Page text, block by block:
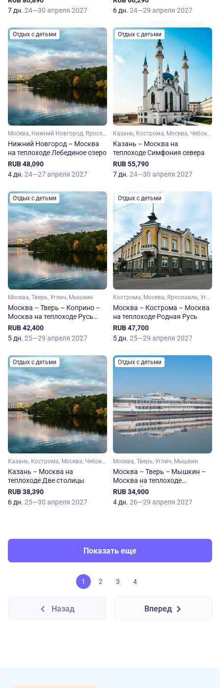
7 дн. 24—30 апреля 2027
6 дн. 24—29 апреля 2027
Отдых с детьми
Москва, Нижний Новгород, Ярославль, Углич, Городец
Нижний Новгород – Москва
на теплоходе Лебединое озеро
RUB 48,090
4 дн. 24—27 апреля 2027
Отдых с детьми
Казань, Кострома, Москва, Чебоксары, Ярославль, Углич, Козьмодемьянск, Мышкин, Городец
Казань – Москва на
теплоходе Симфония севера
RUB 55,790
7 дн. 24—30 апреля 2027
Отдых с детьми
Москва, Тверь, Углич, Мышкин
Москва – Тверь – Коприно –
Москва на теплоходе Русь
Великая
RUB 42,400
5 дн. 25—29 апреля 2027
Отдых с детьми
Кострома, Москва, Ярославль, Углич, Калязин, Мышкин
Москва – Кострома – Москва
на теплоходе Родная Русь
RUB 47,700
5 дн. 25—29 апреля 2027
Отдых с детьми
Казань, Кострома, Москва, Чебоксары, Чкаловский, Углич, Козьмодемьянск, Мышкин
Казань – Москва на
теплоходе Две столицы
RUB 38,390
6 дн. 25—30 апреля 2027
Отдых с детьми
Москва, Тверь, Углич, Мышкин
Москва – Тверь – Мышкин –
Москва на теплоходе
Григорий Пирогов
RUB 34,900
4 дн. 26—29 апреля 2027
Показать еще
1 2 3 4
Назад Вперед